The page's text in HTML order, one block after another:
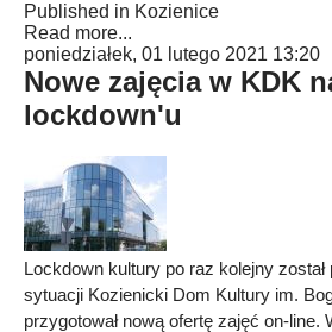
Published in Kozienice
Read more...
poniedziałek, 01 lutego 2021 13:20
Nowe zajęcia w KDK
lockdown'u
Lockdown kultury po raz kolejny został
sytuacji Kozienicki Dom Kultury im.
przygotował nową ofertę zajęć on-line.